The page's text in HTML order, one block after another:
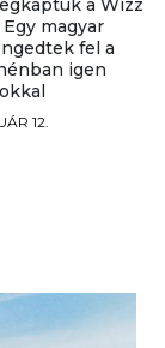
magyar
fel a
igen
12.